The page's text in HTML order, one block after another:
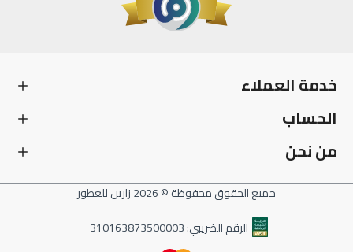
خدمة العملاء
الحساب
من نحن
جميع الحقوق محفوظة © 2026 زارين للعطور
الرقم الضريبي: 310163873500003